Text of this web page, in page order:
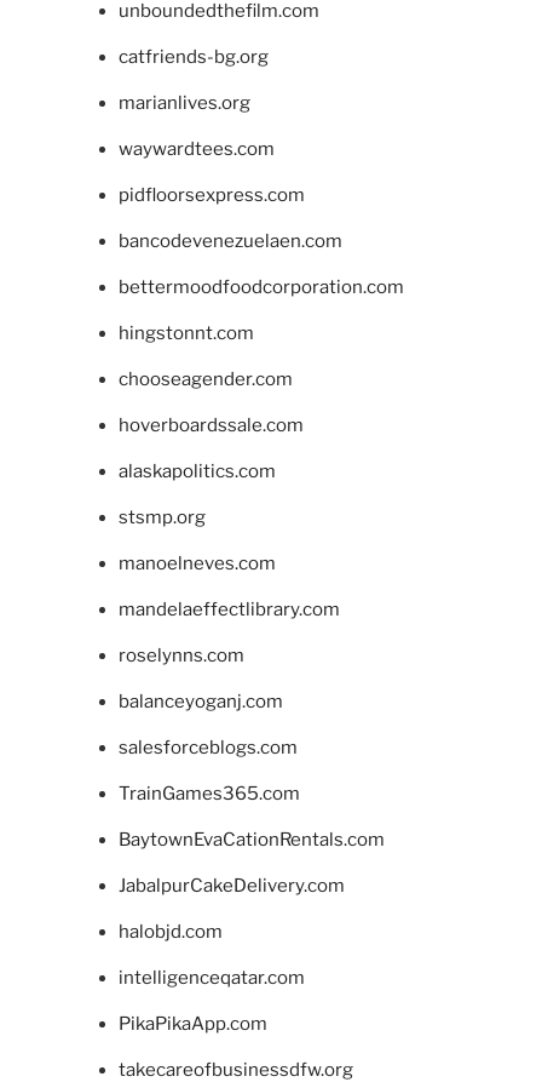
unboundedthefilm.com
catfriends-bg.org
marianlives.org
waywardtees.com
pidfloorsexpress.com
bancodevenezuelaen.com
bettermoodfoodcorporation.com
hingstonnt.com
chooseagender.com
hoverboardssale.com
alaskapolitics.com
stsmp.org
manoelneves.com
mandelaeffectlibrary.com
roselynns.com
balanceyoganj.com
salesforceblogs.com
TrainGames365.com
BaytownEvaCationRentals.com
JabalpurCakeDelivery.com
halobjd.com
intelligenceqatar.com
PikaPikaApp.com
takecareofbusinessdfw.org